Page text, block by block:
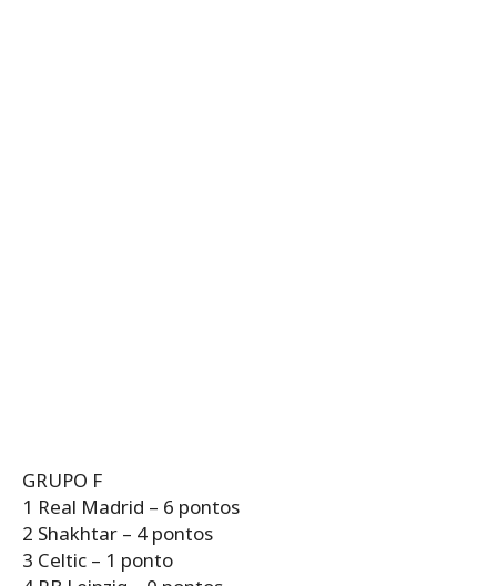
GRUPO F
1 Real Madrid – 6 pontos
2 Shakhtar – 4 pontos
3 Celtic – 1 ponto